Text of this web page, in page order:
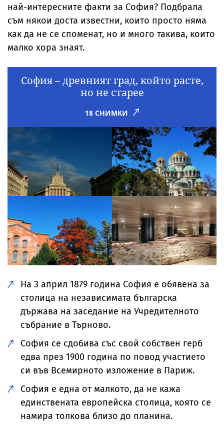
най-интересните факти за София? Подбрала
съм някои доста известни, които просто няма
как да не се споменат, но и много такива, които
малко хора знаят.
София – древният град, който расте,
но не старее
18 СНИМКИ
На 3 април 1879 година София е обявена за
столица на независимата българска
държава на заседание на Учредителното
събрание в Търново.
София се сдобива със свой собствен герб
едва през 1900 година по повод участието
си във Всемирното изложение в Париж.
София е една от малкото, да не кажа
единствената европейска столица, която се
намира толкова близо до планина.